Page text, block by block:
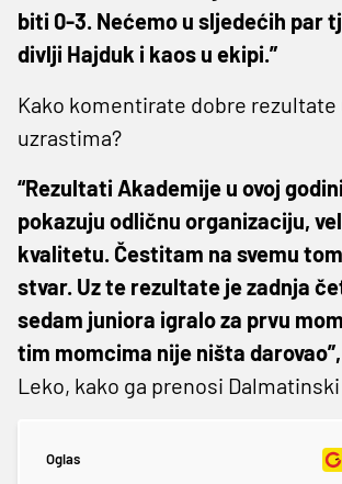
biti 0-3. Nećemo u sljedećih par
divlji Hajduk i kaos u ekipi.”
Kako komentirate dobre rezultate
uzrastima?
“Rezultati Akademije u ovoj
pokazuju odličnu organizaciju,
kvalitetu. Čestitam na svemu
stvar. Uz te rezultate je zadnja
sedam juniora igralo za prvu
tim momcima nije ništa darovao”,
Leko, kako ga prenosi
Oglas